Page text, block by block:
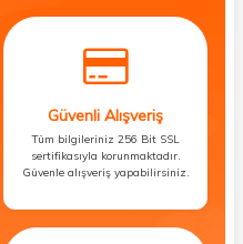
Güvenli Alışveriş
Tüm bilgileriniz 256 Bit SSL
sertifikasıyla korunmaktadır.
Güvenle alışveriş yapabilirsiniz.